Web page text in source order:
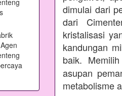
dimulai dari
dari
kristalisasi
kandungan
baik.
asupan
metabolisme